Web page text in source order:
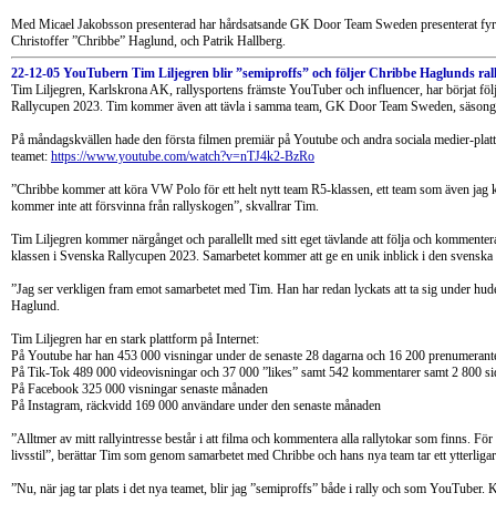
Med Micael Jakobsson presenterad har hårdsatsande GK Door Team Sweden
Christoffer ”Chribbe” Haglund, och Patrik Hallberg.
22-12-05 YouTubern Tim Liljegren blir ”semiproffs” och följer Chribbe Haglunds
Tim Liljegren, Karlskrona AK, rallysportens främste YouTuber och influencer, har börjat
Rallycupen 2023. Tim kommer även att tävla i samma team, GK Door Team Sweden,
På måndagskvällen hade den första filmen premiär på Youtube och andra sociala medier-
teamet: https://www.youtube.com/watch?v=nTJ4k2-BzRo
”Chribbe kommer att köra VW Polo för ett helt nytt team R5-klassen, ett team som även
kommer inte att försvinna från rallyskogen”, skvallrar Tim.
Tim Liljegren kommer närgånget och parallellt med sitt eget tävlande att följa och
klassen i Svenska Rallycupen 2023. Samarbetet kommer att ge en unik inblick i den
”Jag ser verkligen fram emot samarbetet med Tim. Han har redan lyckats att ta sig under
Haglund.
Tim Liljegren har en stark plattform på Internet:
På Youtube har han 453 000 visningar under de senaste 28 dagarna och 16 200
På Tik-Tok 489 000 videovisningar och 37 000 ”likes” samt 542 kommentarer samt 2 800
På Facebook 325 000 visningar senaste månaden
På Instagram, räckvidd 169 000 användare under den senaste månaden
”Alltmer av mitt rallyintresse består i att filma och kommentera alla rallytokar som finns.
livsstil”, berättar Tim som genom samarbetet med Chribbe och hans nya team tar ett
”Nu, när jag tar plats i det nya teamet, blir jag ”semiproffs” både i rally och som